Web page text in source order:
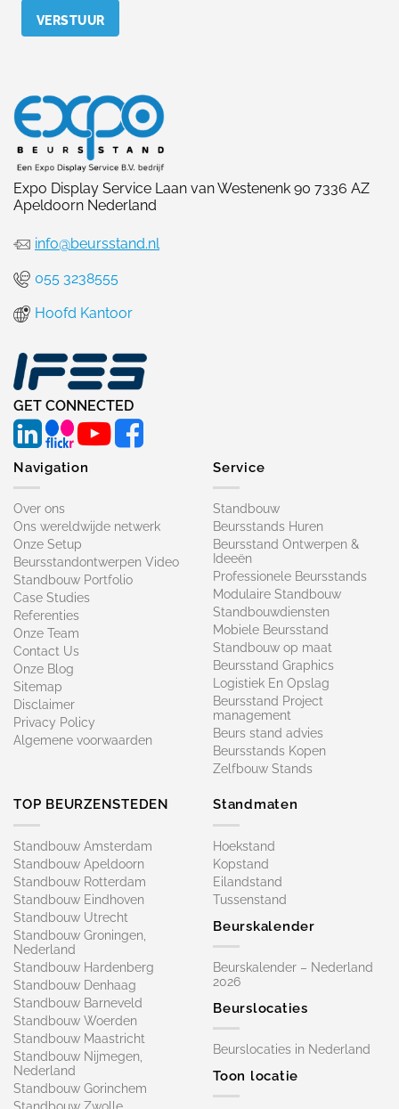
Expo Display Service Laan van Westenenk 90 7336 AZ
Apeldoorn Nederland
info@beursstand.nl
055 3238555
Hoofd Kantoor
GET CONNECTED
Navigation
Over ons
Ons wereldwijde netwerk
Onze Setup
Beursstandontwerpen Video
Standbouw Portfolio
Case Studies
Referenties
Onze Team
Contact Us
Onze Blog
Sitemap
Disclaimer
Privacy Policy
Algemene voorwaarden
Service
Standbouw
Beursstands Huren
Beursstand Ontwerpen &
Ideeën
Professionele Beursstands
Modulaire Standbouw
Standbouwdiensten
Mobiele Beursstand
Standbouw op maat​
Beursstand Graphics
Logistiek En Opslag
Beursstand Project
management
Beurs stand advies
Beursstands Kopen
Zelfbouw Stands
TOP BEURZENSTEDEN
Standbouw Amsterdam
Standbouw Apeldoorn
Standbouw Rotterdam
Standbouw Eindhoven
Standbouw Utrecht
Standbouw Groningen,
Nederland
Standbouw Hardenberg
Standbouw Denhaag
Standbouw Barneveld
Standbouw Woerden
Standbouw Maastricht
Standbouw Nijmegen,
Nederland
Standbouw Gorinchem
Standbouw Zwolle
Standmaten
Hoekstand
Kopstand
Eilandstand
Tussenstand
Beurskalender
Beurskalender – Nederland
2026
Beurslocaties
Beurslocaties in Nederland
Toon locatie